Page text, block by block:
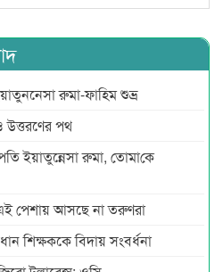
রুমা-ফাহিম শুভ্র
উত্তরণের পথ
ইয়াতুন্নেসা রুমা, তোমা‌কে
পেশায় আসছে না তরুণরা
শিক্ষককে বিদায় সংবর্ধনা